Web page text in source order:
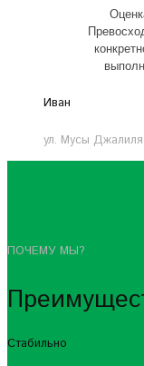
Иван
ул. Мусы Джалиля
ПОЧЕМУ МЫ?
Стабильно